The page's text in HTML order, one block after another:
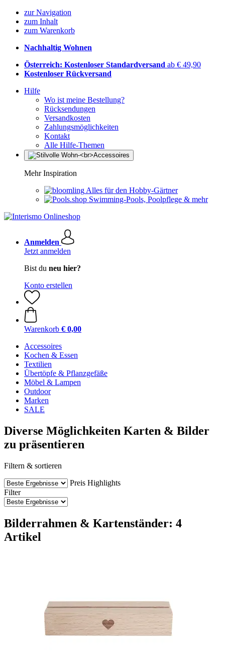
zur Navigation
zum Inhalt
zum Warenkorb
Nachhaltig Wohnen
Österreich: Kostenloser Standardversand ab € 49,90
Kostenloser Rückversand
Hilfe
Wo ist meine Bestellung?
Rücksendungen
Versandkosten
Zahlungsmöglichkeiten
Kontakt
Alle Hilfe-Themen
Mehr Inspiration
Alles für den Hobby-Gärtner
Swimming-Pools, Poolpflege & mehr
Anmelden
Jetzt anmelden
Bist du neu hier?
Konto erstellen
Warenkorb € 0,00
Accessoires
Kochen & Essen
Textilien
Übertöpfe & Pflanzgefäße
Möbel & Lampen
Outdoor
Marken
SALE
Diverse Möglichkeiten Karten & Bilder
zu präsentieren
Filtern & sortieren
Preis Highlights
Filter
Bilderrahmen & Kartenständer: 4
Artikel